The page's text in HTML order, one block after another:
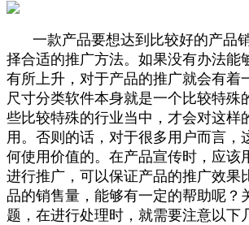
一款产品要想达到比较好的产品
择合适的推广方法。如果没有办法能
有所上升，对于产品的推广就会有着
尺寸分类软件本身就是一个比较特殊
些比较特殊的行业当中，才会对这样
用。否则的话，对于很多用户而言，
何使用价值的。在产品宣传时，应该
进行推广，可以保证产品的推广效果
品的销售量，能够有一定的帮助呢？
题，在进行处理时，就需要注意以下